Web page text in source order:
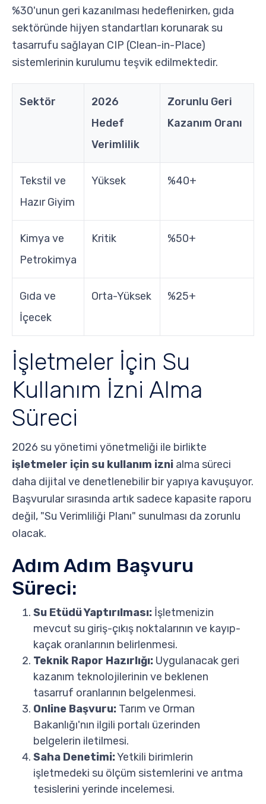
%30'unun geri kazanılması hedeflenirken, gıda
sektöründe hijyen standartları korunarak su
tasarrufu sağlayan CIP (Clean-in-Place)
sistemlerinin kurulumu teşvik edilmektedir.
Sektör
2026
Hedef
Verimlilik
Zorunlu Geri
Kazanım Oranı
Tekstil ve
Hazır Giyim
Yüksek %40+
Kimya ve
Petrokimya
Kritik %50+
Gıda ve
İçecek
Orta-Yüksek %25+
İşletmeler İçin Su
Kullanım İzni Alma
Süreci
2026 su yönetimi yönetmeliği ile birlikte
işletmeler için su kullanım izni alma süreci
daha dijital ve denetlenebilir bir yapıya kavuşuyor.
Başvurular sırasında artık sadece kapasite raporu
değil, "Su Verimliliği Planı" sunulması da zorunlu
olacak.
Adım Adım Başvuru
Süreci:
Su Etüdü Yaptırılması: İşletmenizin
mevcut su giriş-çıkış noktalarının ve kayıp-
kaçak oranlarının belirlenmesi.
Teknik Rapor Hazırlığı: Uygulanacak geri
kazanım teknolojilerinin ve beklenen
tasarruf oranlarının belgelenmesi.
Online Başvuru: Tarım ve Orman
Bakanlığı'nın ilgili portalı üzerinden
belgelerin iletilmesi.
Saha Denetimi:Yetkili birimlerin
işletmedeki su ölçüm sistemlerini ve arıtma
tesislerini yerinde incelemesi.